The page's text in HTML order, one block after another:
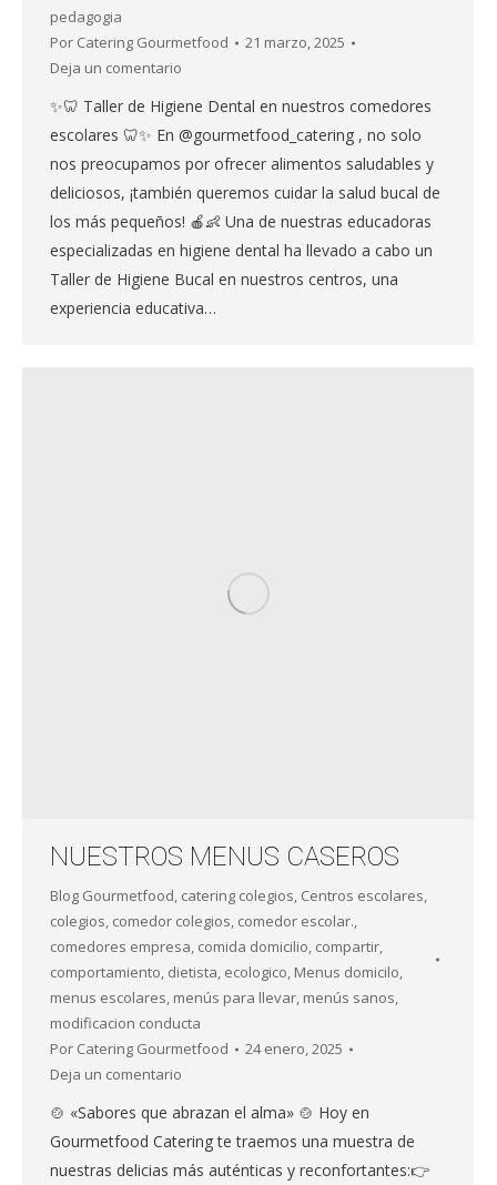
pedagogia
Por Catering Gourmetfood
21 marzo, 2025
Deja un comentario
✨🦷 Taller de Higiene Dental en nuestros comedores
escolares 🦷✨ En @gourmetfood_catering , no solo
nos preocupamos por ofrecer alimentos saludables y
deliciosos, ¡también queremos cuidar la salud bucal de
los más pequeños! 🍎👶 Una de nuestras educadoras
especializadas en higiene dental ha llevado a cabo un
Taller de Higiene Bucal en nuestros centros, una
experiencia educativa…
NUESTROS MENUS CASEROS
Blog Gourmetfood, catering colegios, Centros escolares,
colegios, comedor colegios, comedor escolar.,
comedores empresa, comida domicilio, compartir,
comportamiento, dietista, ecologico, Menus domicilo,
menus escolares, menús para llevar, menús sanos,
modificacion conducta
Por Catering Gourmetfood
24 enero, 2025
Deja un comentario
🍲 «Sabores que abrazan el alma» 🍲 Hoy en
Gourmetfood Catering te traemos una muestra de
nuestras delicias más auténticas y reconfortantes:👉